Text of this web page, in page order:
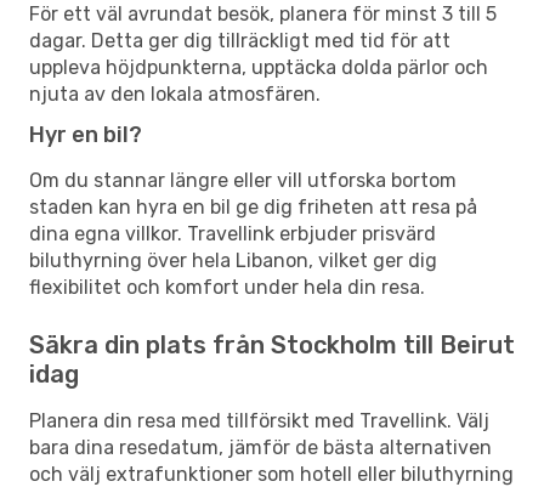
För ett väl avrundat besök, planera för minst 3 till 5
dagar. Detta ger dig tillräckligt med tid för att
uppleva höjdpunkterna, upptäcka dolda pärlor och
njuta av den lokala atmosfären.
Hyr en bil?
Om du stannar längre eller vill utforska bortom
staden kan hyra en bil ge dig friheten att resa på
dina egna villkor. Travellink erbjuder prisvärd
biluthyrning över hela Libanon, vilket ger dig
flexibilitet och komfort under hela din resa.
Säkra din plats från Stockholm till Beirut
idag
Planera din resa med tillförsikt med Travellink. Välj
bara dina resedatum, jämför de bästa alternativen
och välj extrafunktioner som hotell eller biluthyrning